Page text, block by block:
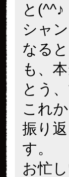
と(^^♪
シャ
なる
も、
とう
これ
振り
す。
お忙